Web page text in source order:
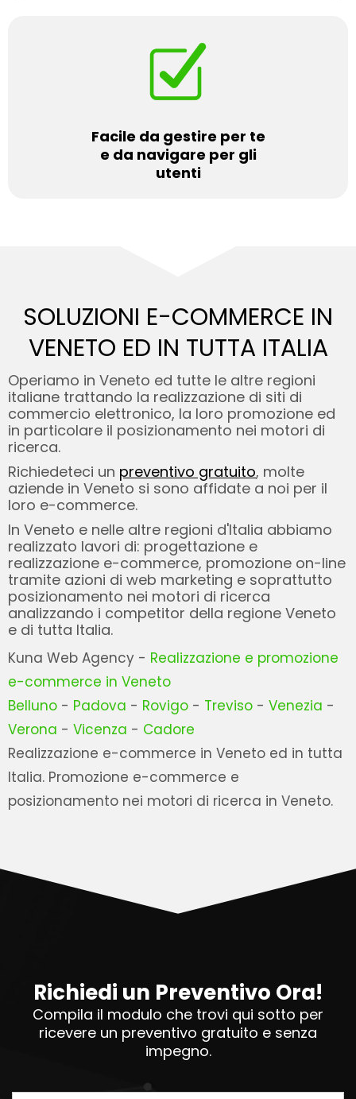
Facile da gestire per te
e da navigare per gli
utenti
SOLUZIONI E-COMMERCE IN
VENETO ED IN TUTTA ITALIA
Operiamo in Veneto ed tutte le altre regioni
italiane trattando la realizzazione di siti di
commercio elettronico, la loro promozione ed
in particolare il posizionamento nei motori di
ricerca.
Richiedeteci un preventivo gratuito, molte
aziende in Veneto si sono affidate a noi per il
loro e-commerce.
In Veneto e nelle altre regioni d'Italia abbiamo
realizzato lavori di: progettazione e
realizzazione e-commerce, promozione on-line
tramite azioni di web marketing e soprattutto
posizionamento nei motori di ricerca
analizzando i competitor della regione Veneto
e di tutta Italia.
Kuna Web Agency - Realizzazione e promozione
e-commerce in Veneto
Belluno - Padova - Rovigo - Treviso - Venezia -
Verona - Vicenza - Cadore
Realizzazione e-commerce in Veneto ed in tutta
Italia. Promozione e-commerce e
posizionamento nei motori di ricerca in Veneto.
Richiedi un Preventivo Ora!
Compila il modulo che trovi qui sotto per
ricevere un preventivo gratuito e senza
impegno.